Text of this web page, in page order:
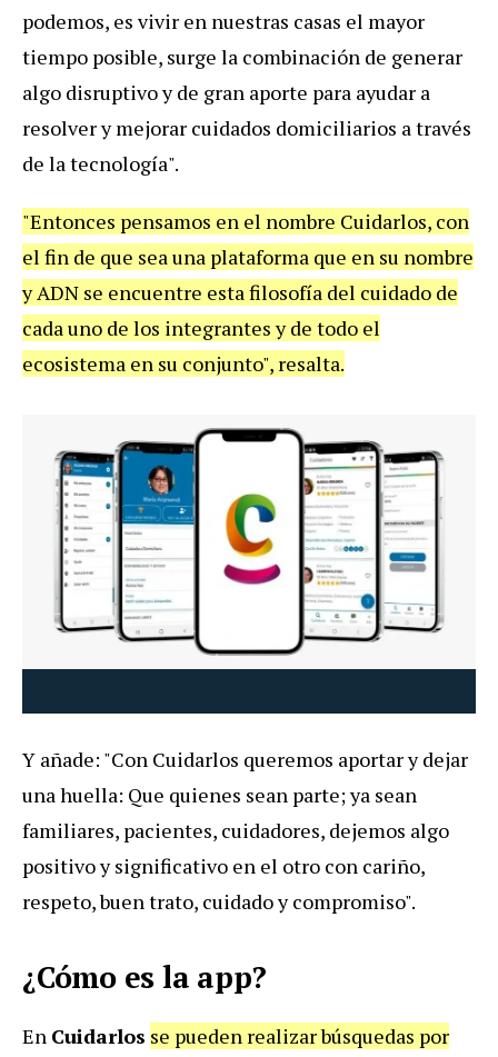
podemos, es vivir en nuestras casas el mayor
tiempo posible, surge la combinación de generar
algo disruptivo y de gran aporte para ayudar a
resolver y mejorar cuidados domiciliarios a través
de la tecnología".
"Entonces pensamos en el nombre Cuidarlos, con
el fin de que sea una plataforma que en su nombre
y ADN se encuentre esta filosofía del cuidado de
cada uno de los integrantes y de todo el
ecosistema en su conjunto", resalta.
Y añade: "Con Cuidarlos queremos aportar y dejar
una huella: Que quienes sean parte; ya sean
familiares, pacientes, cuidadores, dejemos algo
positivo y significativo en el otro con cariño,
respeto, buen trato, cuidado y compromiso".
¿Cómo es la app?
En Cuidarlos se pueden realizar búsquedas por